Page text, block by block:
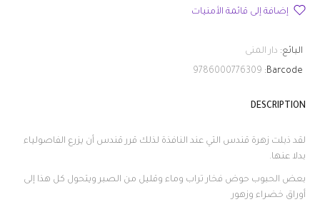
إضافة إلى قائمة الأمنيات
البائع: دار المنى
Barcode:
9786000776309
DESCRIPTION
لقد ذبلت زهرة قندس التي عند النافذة لذلك قرر قندس أن يزرع الفاصولياء
بدلا عنها.
بعض الحبوب حوض فخار تراب وماء وقليل من الصبر ويتحول كل هذا إلى
أوراق خضراء وزهور